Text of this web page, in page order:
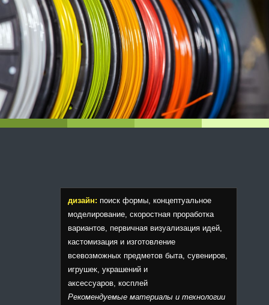
дизайн: поиск формы, концептуальное
моделирование, скоростная проработка
вариантов, первичная визуализация идей,
кастомизация и изготовление
всевозможных предметов быта, сувениров,
игрушек, украшений и
аксессуаров, косплей
Рекомендуемые материалы и технологии